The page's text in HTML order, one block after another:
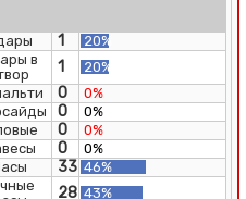
1
20%
в
1
20%
0
0%
0
0%
0
0%
0
0%
33 46%
28 43%